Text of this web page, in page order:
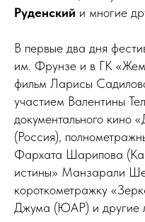
Руденский и многие
В первые два дня
им. Фрунзе и в ГК
фильм Ларисы
участием Валентины
документального кино
(Россия),
Фархата Шарипова
истины» Манзарали
короткометражку
Джума (ЮАР) и другие